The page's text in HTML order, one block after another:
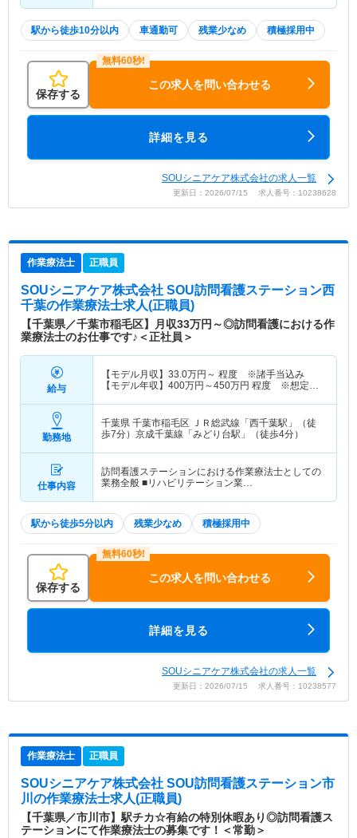
駅から徒歩10分以内 車通勤可 残業少なめ 積極採用中
保存する
この求人を問い合わせる
詳細を見る
SOUシニアケア株式会社の求人一覧
更新日：2026/07/15 求人番号：10238628
作業療法士 正職員
SOUシニアケア株式会社 SOU訪問看護ステーション西
千葉の作業療法士求人(正職員)
【千葉県／千葉市稲毛区】月収33万円～◎訪問看護における作
業療法士のお仕事です♪＜正社員＞
給与
【モデル月収】 33.0万円～ 程度 ※諸手当込み
【モデル年収】 400万円～450万円 程度 ※想定年
勤務地
千葉県 千葉市稲毛区 ＪＲ総武線「西千葉駅」（徒
歩7分）京成千葉線「みどり台駅」（徒歩4分）
仕事内容
訪問看護ステーションにおける作業療法士としての
業務全般 ■リハビリテーション業…
駅から徒歩5分以内 残業少なめ 積極採用中
保存する
この求人を問い合わせる
詳細を見る
SOUシニアケア株式会社の求人一覧
更新日：2026/07/15 求人番号：10238577
作業療法士 正職員
SOUシニアケア株式会社 SOU訪問看護ステーション市
川 の作業療法士求人(正職員)
【千葉県／市川市】駅チカ☆有給の特別休暇あり◎訪問看護ス
テーションにて作業療法士の募集です！＜常勤＞